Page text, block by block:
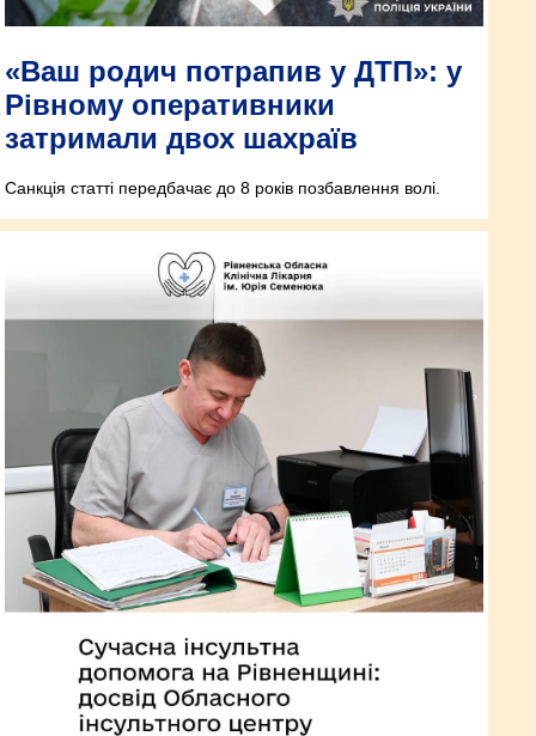
«Ваш родич потрапив у ДТП»: у
Рівному оперативники
затримали двох шахраїв
Санкція статті передбачає до 8 років позбавлення волі.